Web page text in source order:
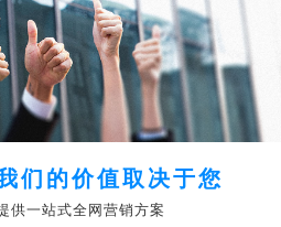
们的价值取决于您
供一站式全网营销方案